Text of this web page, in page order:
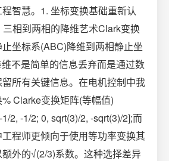
智慧。1. 坐标变换基础重新认
相到两相的降维艺术Clark变换
坐标系(ABC)降维到两相静止坐
不是简单的信息丢弃而是通过数
所有关键信息。在电机控制中我
Clarke变换矩阵(等幅值)
2, -1/2; 0, sqrt(3)/2, -sqrt(3)/2];而
程师更倾向于使用等功率变换其
外的√(2/3)系数。这种选择差异